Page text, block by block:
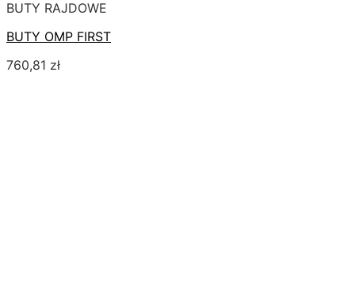
BUTY RAJDOWE
BUTY OMP FIRST
760,81 zł